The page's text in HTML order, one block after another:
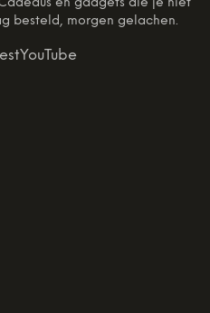
en gadgets die je niet
besteld, morgen gelachen.
YouTube